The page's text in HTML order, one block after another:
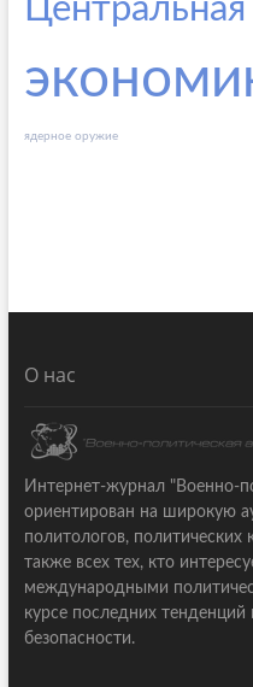
ядерное оружие
О нас
Интернет-журнал "Военно-
ориентирован на широкую
политологов, политических
также всех тех, кто
международными
курсе последних
безопасности.